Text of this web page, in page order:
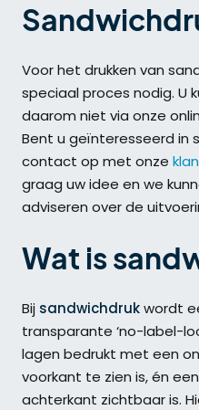
Voor het drukken van
speciaal proces nodig. U
daarom niet via onze
Bent u geïnteresseerd in
contact op met onze
graag uw idee en we
adviseren over de
Wat is
Bij sandwichdrukwordt
transparante ‘no-label-
lagen bedrukt met een
voorkant te zien is, én
achterkant zichtbaar is.